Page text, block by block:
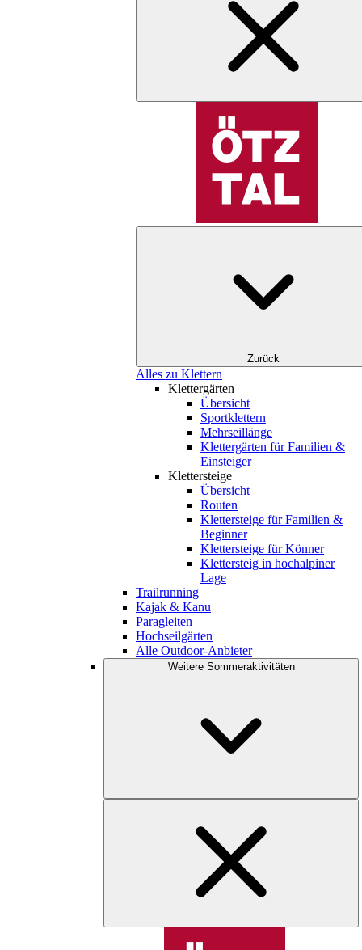
Zurück
Alles zu Klettern
Klettergärten
Übersicht
Sportklettern
Mehrseillänge
Klettergärten für Familien &
Einsteiger
Klettersteige
Übersicht
Routen
Klettersteige für Familien &
Beginner
Klettersteige für Könner
Klettersteig in hochalpiner
Lage
Trailrunning
Kajak & Kanu
Paragleiten
Hochseilgärten
Alle Outdoor-Anbieter
Weitere Sommeraktivitäten